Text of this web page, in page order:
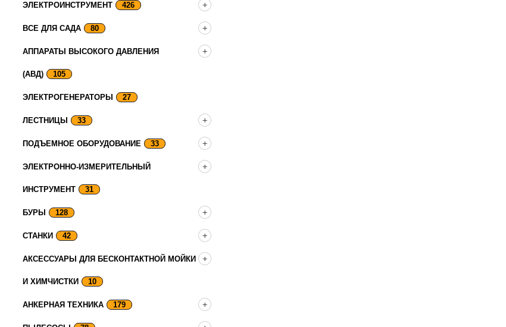
ЭЛЕКТРОИНСТРУМЕНТ 426
ВСЕ ДЛЯ САДА 80
АППАРАТЫ ВЫСОКОГО ДАВЛЕНИЯ
(АВД) 105
ЭЛЕКТРОГЕНЕРАТОРЫ 27
ЛЕСТНИЦЫ 33
ПОДЪЕМНОЕ ОБОРУДОВАНИЕ 33
ЭЛЕКТРОННО-ИЗМЕРИТЕЛЬНЫЙ
ИНСТРУМЕНТ 31
БУРЫ 128
СТАНКИ 42
АКСЕССУАРЫ ДЛЯ БЕСКОНТАКТНОЙ МОЙКИ
И ХИМЧИСТКИ 10
АНКЕРНАЯ ТЕХНИКА 179